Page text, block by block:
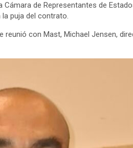
de Representantes de
puja del contrato.
con Mast, Michael Jensen,